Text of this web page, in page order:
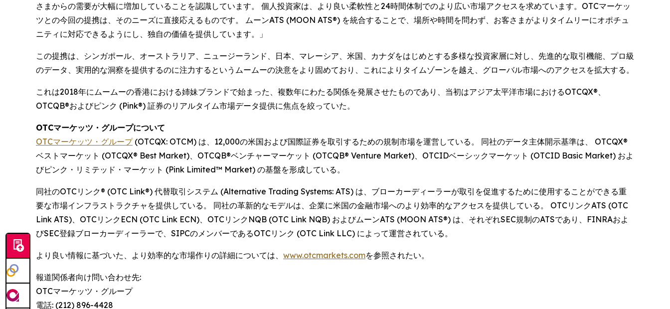
さまからの需要が大幅に増加していることを認識しています。 個人投資家は、より良い柔軟性と24時間体制でのより広い市場アクセスを求めています。OTCマーケッ
ツとの今回の提携は、そのニーズに直接応えるものです。 ムーンATS (MOON ATS®) を統合することで、場所や時間を問わず、お客さまがよりタイムリーにオポチュ
ニティに対応できるようにし、独自の価値を提供しています。」
この提携は、シンガポール、オーストラリア、ニュージーランド、日本、マレーシア、米国、カナダをはじめとする多様な投資家層に対し、先進的な取引機能、プロ級
のデータ、実用的な洞察を提供するのに注力するというムームーの決意をより固めており、これによりタイムゾーンを越え、グローバル市場へのアクセスを拡大する。
これは2018年にムームーの香港における姉妹ブランドで始まった、複数年にわたる関係を発展させたものであり、当初はアジア太平洋市場におけるOTCQX®、
OTCQB®およびピンク (Pink®) 証券のリアルタイム市場データ提供に焦点を絞っていた。
OTCマーケッツ・グループについて
OTCマーケッツ・グループ(OTCQX: OTCM) は、12,000の米国および国際証券を取引するための規制市場を運営している。 同社のデータ主体開示基準は、 OTCQX®
ベストマーケット (OTCQX® Best Market)、OTCQB®ベンチャーマーケット (OTCQB® Venture Market)、OTCIDベーシックマーケット (OTCID Basic Market) およ
びピンク・リミテッド・マーケット (Pink Limited™ Market) の基盤を形成している。
同社のOTCリンク® (OTC Link®) 代替取引システム (Alternative Trading Systems: ATS) は、ブローカーディーラーが取引を促進するために使用することができる重
要な市場インフラストラクチャを提供している。 同社の革新的なモデルは、企業に米国の金融市場へのより効率的なアクセスを提供している。 OTCリンクATS (OTC
Link ATS)、OTCリンクECN (OTC Link ECN)、OTCリンクNQB (OTC Link NQB) およびムーンATS (MOON ATS®) は、それぞれSEC規制のATSであり、FINRAおよ
びSEC登録ブローカーディーラーで、SIPCのメンバーであるOTCリンク (OTC Link LLC) によって運営されている。
より良い情報に基づいた、より効率的な市場作りの詳細については、 www.otcmarkets.comを参照されたい。
報道関係者向け問い合わせ先:
OTCマーケッツ・グループ
電話: (212) 896-4428